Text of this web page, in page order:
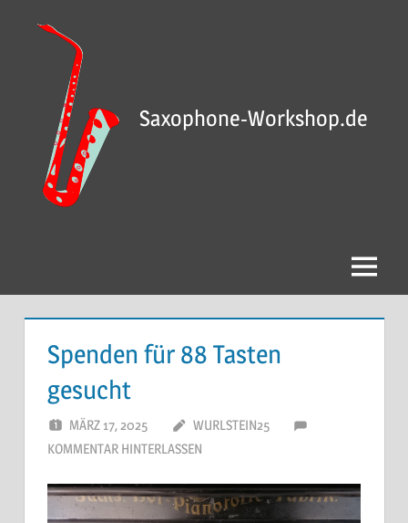
Saxophone-Workshop.de
Spenden für 88 Tasten
gesucht
MÄRZ 17, 2025
WURLSTEIN25
KOMMENTAR HINTERLASSEN